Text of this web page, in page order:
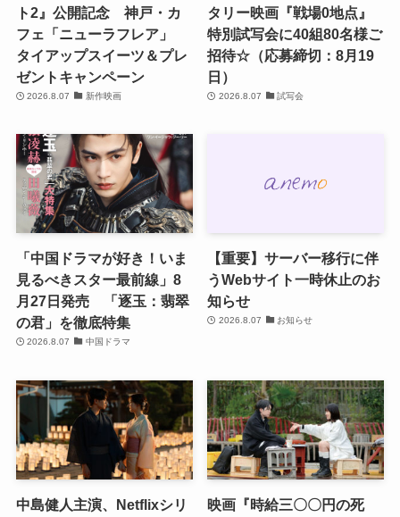
ト2』公開記念 神戸・カ
フェ「ニューラフレア」
タイアップスイーツ＆プレ
ゼントキャンペーン
2026.8.07 新作映画
タリー映画『戦場0地点』
特別試写会に40組80名様ご
招待☆（応募締切：8月19
日）
2026.8.07 試写会
「中国ドラマが好き！いま
見るべきスター最前線」8
月27日発売 「逐玉：翡翠
の君」を徹底特集
2026.8.07 中国ドラマ
【重要】サーバー移行に伴
うWebサイト一時休止のお
知らせ
2026.8.07 お知らせ
中島健人主演、Netflixシリ
映画『時給三〇〇円の死